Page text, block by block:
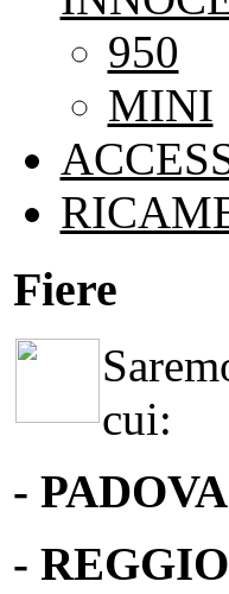
950
MINI
Fiere
cui:
- PADOVA
-